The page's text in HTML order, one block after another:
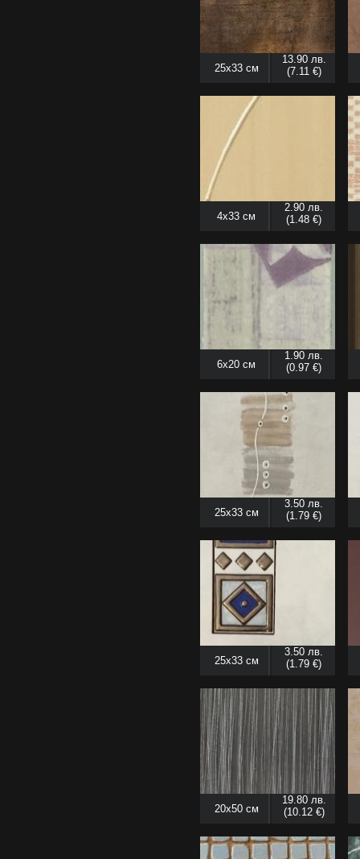
25x33 см
13.90 лв.
(7.11 €)
4x33 см
2.90 лв.
(1.48 €)
6x20 см
1.90 лв.
(0.97 €)
25x33 см
3.50 лв.
(1.79 €)
25x33 см
3.50 лв.
(1.79 €)
20x50 см
19.80 лв.
(10.12 €)